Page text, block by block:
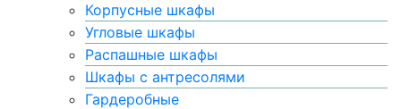
Корпусные шкафы
Угловые шкафы
Распашные шкафы
Шкафы с антресолями
Гардеробные